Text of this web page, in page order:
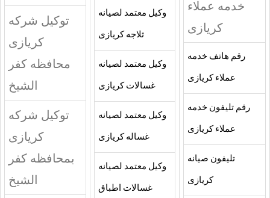
خدمه عملاء
كريازى
رقم هاتف خدمه
عملاء كريازى
رقم تليفون خدمه
عملاء كريازى
تليفون صيانه
كريازى
وكيل معتمد لصيانه
ثلاجه كريازى
وكيل معتمد لصيانه
غسالات كريازى
وكيل معتمد لصيانه
غساله كريازى
وكيل معتمد لصيانه
غسالات اطباق
توكيل شركه
كريازى
محافظه كفر
الشيخ
توكيل شركه
كريازى
بمحافظه كفر
الشيخ